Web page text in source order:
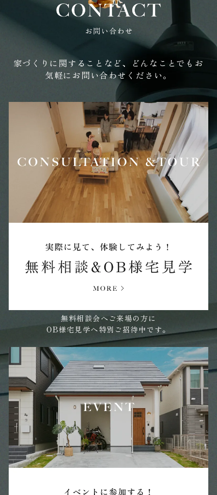
2025年08月 (12)
2025年07月 (15)
2025年06月 (18)
2025年05月 (20)
2025年04月 (17)
2025年03月 (15)
2024年12月 (36)
2024年11月 (23)
2024年10月 (20)
2024年09月 (27)
家づくりに関することなど、どんなことでもお
気軽にお問い合わせください。
無料相談会へご来場の方に
OB様宅見学へ特別ご招待中です。